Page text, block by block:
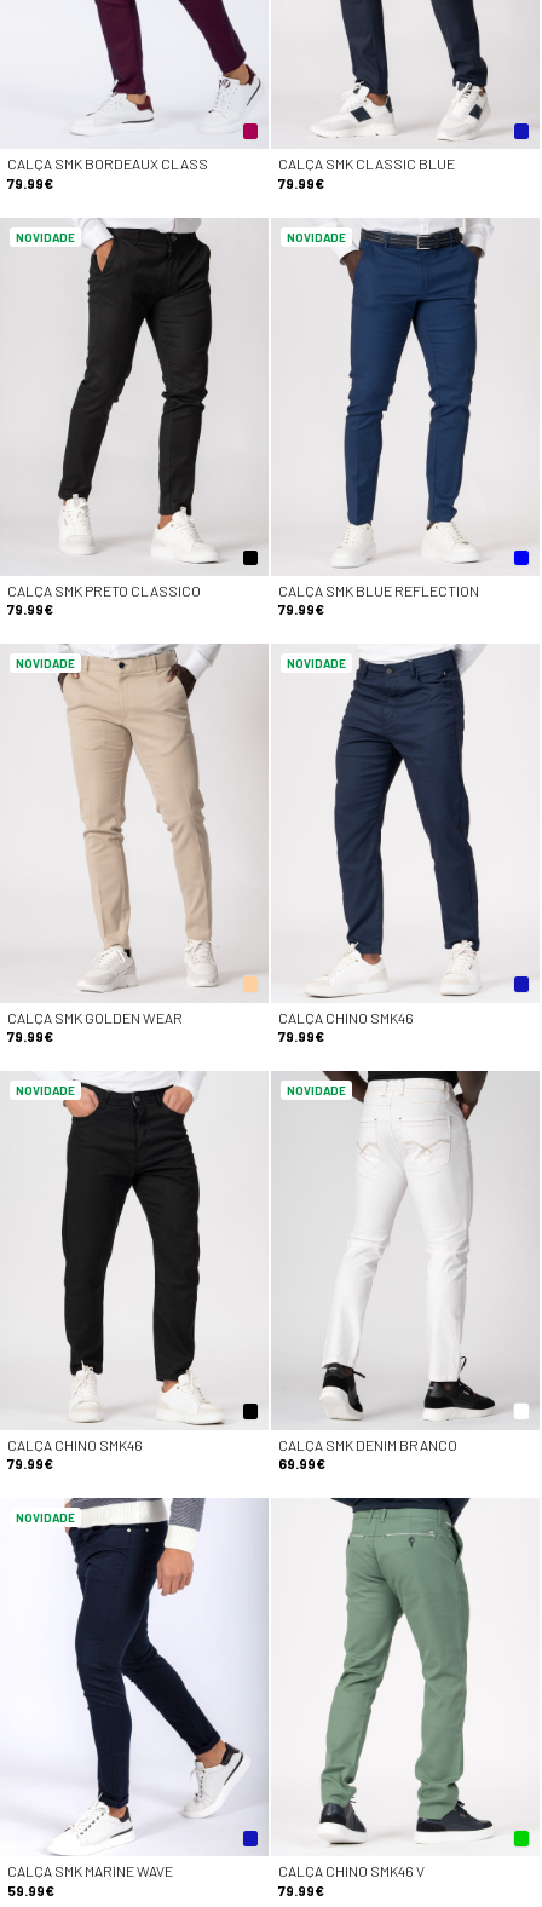
CALÇA SMK BORDEAUX CLASS
79.99€
CALÇA SMK CLASSIC BLUE
79.99€
NOVIDADE
CALÇA SMK PRETO CLASSICO
79.99€
NOVIDADE
CALÇA SMK BLUE REFLECTION
79.99€
NOVIDADE
CALÇA SMK GOLDEN WEAR
79.99€
NOVIDADE
CALÇA CHINO SMK46
79.99€
NOVIDADE
CALÇA CHINO SMK46
79.99€
NOVIDADE
CALÇA SMK DENIM BRANCO
69.99€
NOVIDADE
CALÇA SMK MARINE WAVE
59.99€
CALÇA CHINO SMK46 V
79.99€